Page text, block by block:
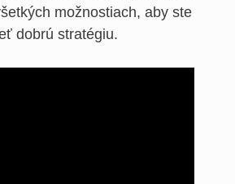
možnostiach, aby ste
dobrú stratégiu.